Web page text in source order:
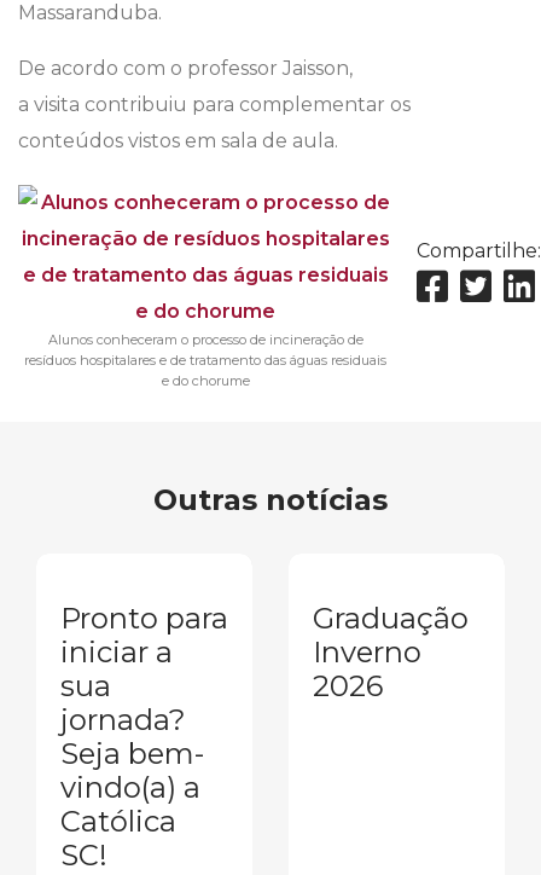
Massaranduba.
De acordo com o professor Jaisson,
a visita contribuiu para complementar os
conteúdos vistos em sala de aula.
Alunos conheceram o processo de incineração de
resíduos hospitalares e de tratamento das águas residuais
e do chorume
Compartilhe:
Outras notícias
Pronto para
iniciar a
sua
jornada?
Seja bem-
vindo(a) a
Católica
SC!
Graduação
Inverno
2026